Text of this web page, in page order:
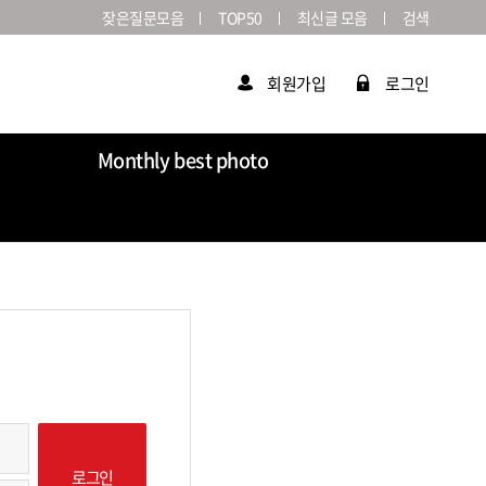
잦은질문모음 TOP50 최신글 모음 검색
회원가입 로그인
Monthly best photo